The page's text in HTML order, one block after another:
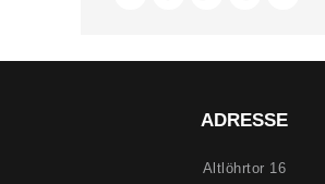
ADRESSE
Altlöhrtor 16